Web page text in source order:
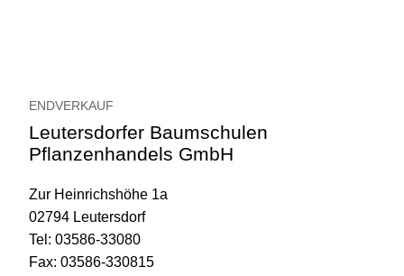
ENDVERKAUF
Leutersdorfer Baumschulen
Pflanzenhandels GmbH
Zur Heinrichshöhe 1a
02794 Leutersdorf
Tel: 03586-33080
Fax: 03586-330815